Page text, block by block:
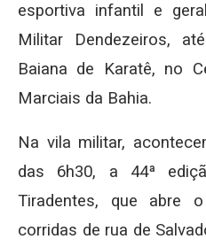
esportiva infantil e
Militar Dendezeiros,
Baiana de Karatê, no
Marciais da Bahia.
Na vila militar,
das 6h30, a 44ª
Tiradentes, que abre
corridas de rua de